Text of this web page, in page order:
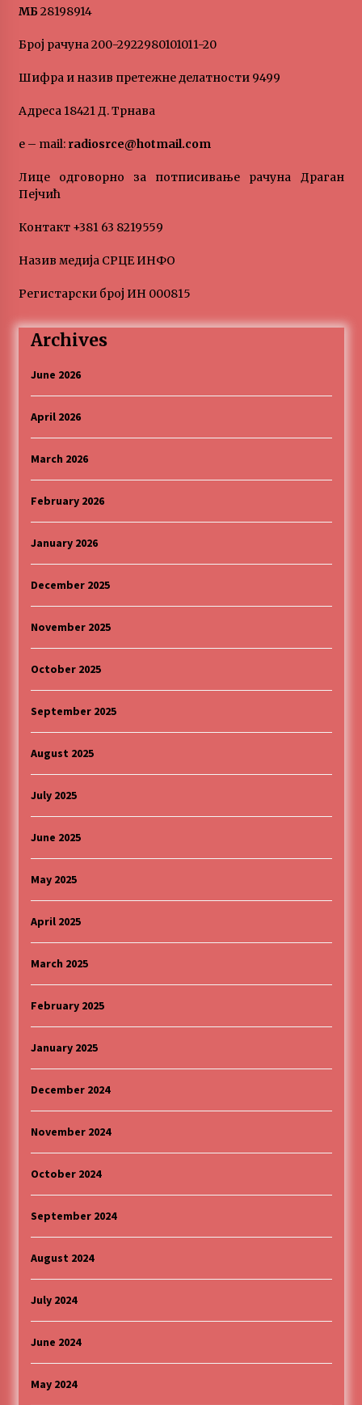
SPORTSKA INFORMACIJA
3 months ago
,,Đavo nosi Pradu 2“
CINEPLEXX NIŠ BIOSKOP PROSLAVLJA ROĐENDAN
4 months ago
4 months ago
SCENI!
gostovanje glumačke ekipe u Cineplexx Niš
МБ28198914
Број рачуна 200-2922980101011-20
Шифра и назив претежне делатности 9499
Адреса 18421 Д. Трнава
e – mail: radiosrce@hotmail.com
Лице одговорно за потписивање рачуна Драган
Пејчић
Контакт +381 63 8219559
Назив медија СРЦЕ ИНФО
Регистарски број ИН 000815
Archives
June 2026
April 2026
March 2026
February 2026
January 2026
December 2025
November 2025
October 2025
September 2025
August 2025
July 2025
June 2025
May 2025
April 2025
March 2025
February 2025
January 2025
December 2024
November 2024
October 2024
September 2024
August 2024
July 2024
June 2024
May 2024